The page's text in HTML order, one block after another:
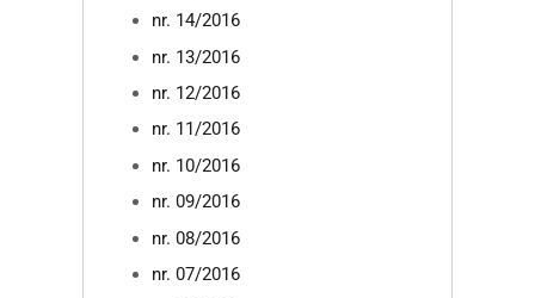
nr. 14/2016
nr. 13/2016
nr. 12/2016
nr. 11/2016
nr. 10/2016
nr. 09/2016
nr. 08/2016
nr. 07/2016